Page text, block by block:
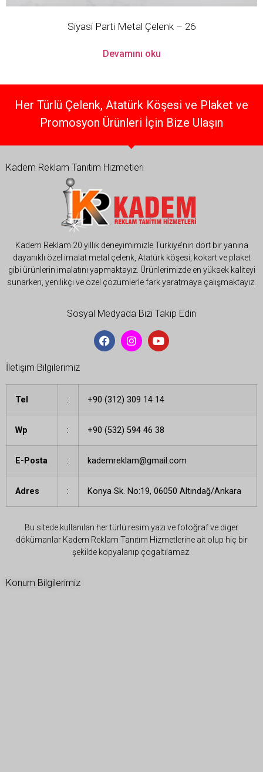
Siyasi Parti Metal Çelenk – 26
Devamını oku
Her Türlü Çelenk, Atatürk Köşesi ve Plaket ve
Promosyon Ürünleri İçin Bize Ulaşın
Kadem Reklam Tanıtım Hizmetleri
Kadem Reklam 20 yıllık deneyimimizle Türkiye’nin dört bir yanına
dayanıklı özel imalat metal çelenk, Atatürk köşesi, kokart ve plaket
gibi ürünlerin imalatını yapmaktayız. Ürünlerimizde en yüksek kaliteyi
sunarken, yenilikçi ve özel çözümlerle fark yaratmaya çalışmaktayız.
Sosyal Medyada Bizi Takip Edin
İletişim Bilgilerimiz
Tel : +90 (312) 309 14 14
Wp : +90 (532) 594 46 38
E-Posta : kademreklam@gmail.com
Adres : Konya Sk. No:19, 06050 Altındağ/Ankara
Bu sitede kullanılan her türlü resim yazı ve fotoğraf ve diger
dökümanlar Kadem Reklam Tanıtım Hizmetlerine ait olup hiç bir
şekilde kopyalanıp çogaltılamaz.
Konum Bilgilerimiz